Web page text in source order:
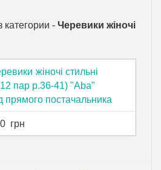
категории -Черевики жіночі
жіночі стильні
пар р.36-41) "Aba"
прямого постачальника
грн